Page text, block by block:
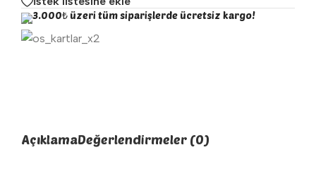
3.000₺ üzeri tüm siparişlerde ücretsiz kargo!
AçıklamaDeğerlendirmeler (0)